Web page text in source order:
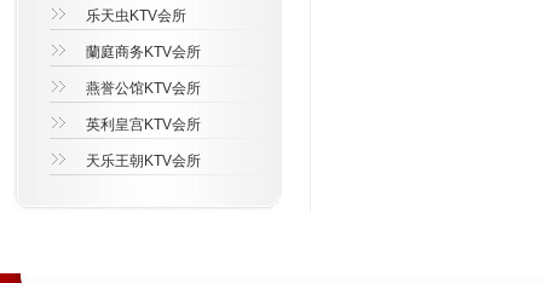
乐天虫KTV会所
蘭庭商务KTV会所
燕誉公馆KTV会所
英利皇宫KTV会所
天乐王朝KTV会所